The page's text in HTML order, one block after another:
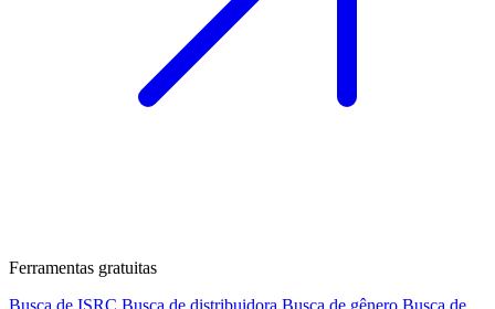
Ferramentas gratuitas
Busca de ISRC Busca de distribuidora Busca de gênero Busca de